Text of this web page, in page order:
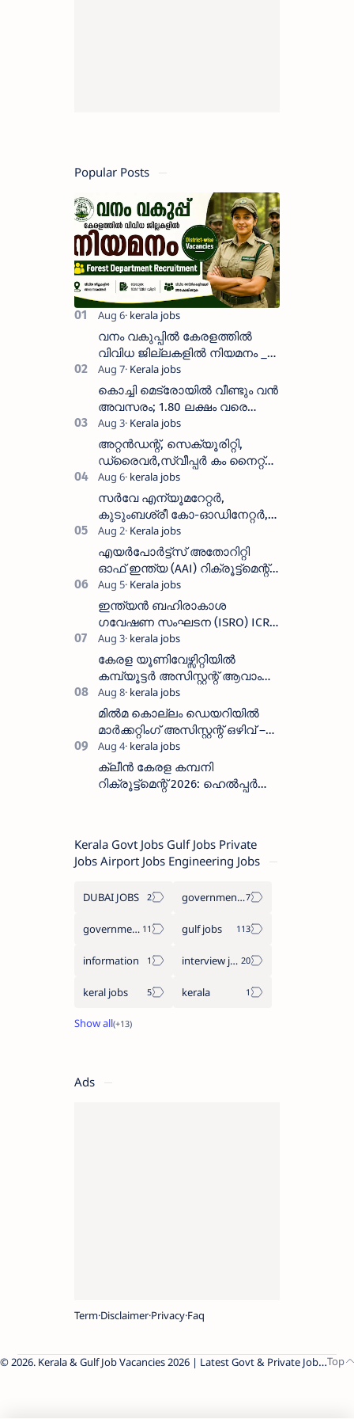
Popular Posts
വനം വകുപ്പിൽ കേരളത്തിൽ
വിവിധ ജില്ലകളിൽ നിയമനം _
Forest Department Recruitment |
District-wise Vacancies
കൊച്ചി മെട്രോയിൽ വീണ്ടും വൻ
അവസരം; 1.80 ലക്ഷം വരെ
ശമ്പളം വാങ്ങാം, യോഗ്യത
അറിയാം
അറ്റൻഡന്റ്, സെക്യൂരിറ്റി,
ഡ്രൈവർ,സ്വീപ്പർ കം നൈറ്റ്
വാച്ച്മാൻ തുടങ്ങി നിരവധി
ഒഴിവുകൾ
സർവേ എന്യൂമറേറ്റർ,
കുടുംബശ്രീ കോ-ഓഡിനേറ്റർ,
ആശ വർക്കർ ഒഴിവുകളിൽ
അപേക്ഷിക്കാം
എയർപോർട്ട്സ് അതോറിറ്റി
ഓഫ് ഇന്ത്യ (AAI) റിക്രൂട്ട്മെന്റ്
2026: 800+ ഒഴിവുകൾ,
അപേക്ഷിക്കാനുള്ള അവസാന
തീയതി സെപ്റ്റംബർ 7
ഇന്ത്യൻ ബഹിരാകാശ
ഗവേഷണ സംഘടന (ISRO) ICRB
യിൽ ജോലി അവസരം :ശമ്പളം
25, 500 രൂപ മുതൽ
കേരള യൂണിവേഴ്സിറ്റിയിൽ
കമ്പ്യൂട്ടർ അസിസ്റ്റന്റ് ആവാം
:അവസാന തീയതി: ഓഗസ്റ്റ് 5 ന്
മിൽമ കൊല്ലം ഡെയറിയിൽ
മാർക്കറ്റിംഗ് അസിസ്റ്റന്റ് ഒഴിവ് –
വാക്ക് ഇൻ ഇന്റർവ്യൂ ഓഗസ്റ്റ്
11-ന്
ക്ലീൻ കേരള കമ്പനി
റിക്രൂട്ട്മെന്റ് 2026: ഹെൽപ്പർ
Kerala Govt Jobs Gulf Jobs Private
Jobs Airport Jobs Engineering Jobs
DUBAI JOBS government information
government jobs gulf jobs
information interview jobs
keral jobs kerala
Ads
Term Disclaimer Privacy Faq
2026. Kerala & Gulf Job Vacancies 2026 | Latest Govt & Private Jobs .